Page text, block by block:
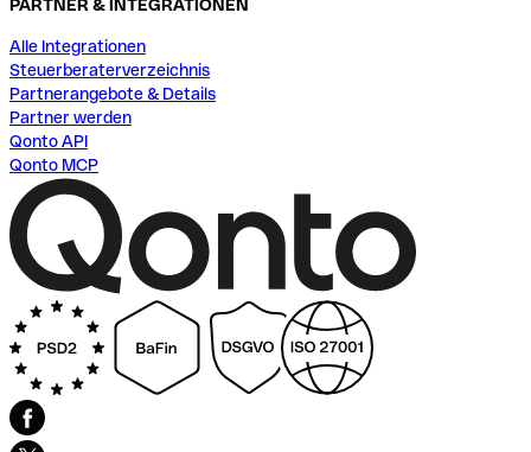
PARTNER & INTEGRATIONEN
Alle Integrationen
Steuerberaterverzeichnis
Partnerangebote & Details
Partner werden
Qonto API
Qonto MCP